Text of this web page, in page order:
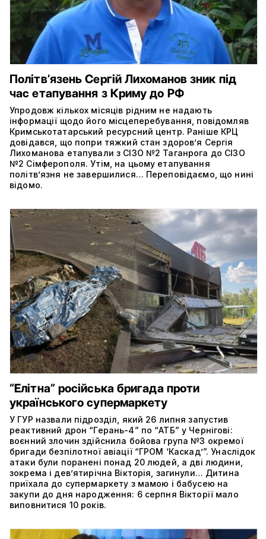
Політвʼязень Сергій Лихоманов зник під
час етапування з Криму до РФ
Упродовж кількох місяців рідним не надають
інформації щодо його місцеперебування, повідомляв
Кримськотатарський ресурсний центр. Раніше КРЦ
довідався, що попри тяжкий стан здоров’я Сергія
Лихоманова етапували з СІЗО №2 Таганрога до СІЗО
№2 Сімферополя. Утім, на цьому етапування
політвʼязня не завершилися… Переповідаємо, що нині
відомо.
“Елітна” російська бригада проти
українського супермаркету
У ГУР назвали підрозділ, який 26 липня запустив
реактивний дрон “Герань-4” по “АТБ” у Чернігові:
воєнний злочин здійснила бойова група №3 окремої
бригади безпілотної авіації “ГРОМ ‘Каскад’”. Унаслідок
атаки були поранені понад 20 людей, а дві людини,
зокрема і дев’ятирічна Вікторія, загинули… Дитина
приїхала до супермаркету з мамою і бабусею на
закупи до дня народження: 6 серпня Вікторії мало
виповнитися 10 років.